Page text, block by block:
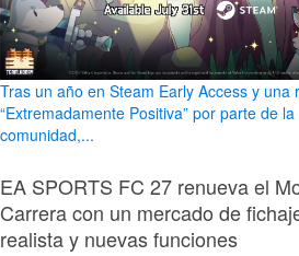
Tras un año en Steam Early Access y una
“Extremadamente Positiva” por parte de la
comunidad,...
EA SPORTS FC 27 renueva el
Carrera con un mercado de
realista y nuevas funciones